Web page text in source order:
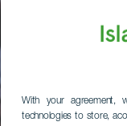
With your agreement,
technologies to store,